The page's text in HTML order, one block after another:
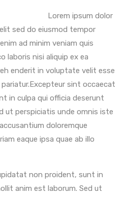
Lorem ipsum dolor
sed do eiusmod tempor
ad minim veniam quis
laboris nisi aliquip ex ea
enderit in voluptate velit esse
sint occaecat
in culpa qui officia deserunt
ut perspiciatis unde omnis iste
doloremque
eaque ipsa quae ab illo
non proident, sunt in
anim est laborum. Sed ut